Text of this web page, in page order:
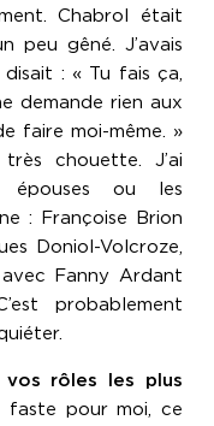
Chabrol était
peu gêné. J’avais
: « Tu fais ça,
demande rien aux
faire moi-même. »
chouette. J’ai
épouses ou les
: Françoise Brion
Doniol-Volcroze,
Fanny Ardant
probablement
rôles les plus
faste pour moi, ce